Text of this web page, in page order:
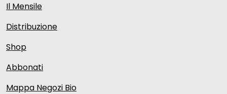
Il Mensile
Distribuzione
Shop
Abbonati
Mappa Negozi Bio